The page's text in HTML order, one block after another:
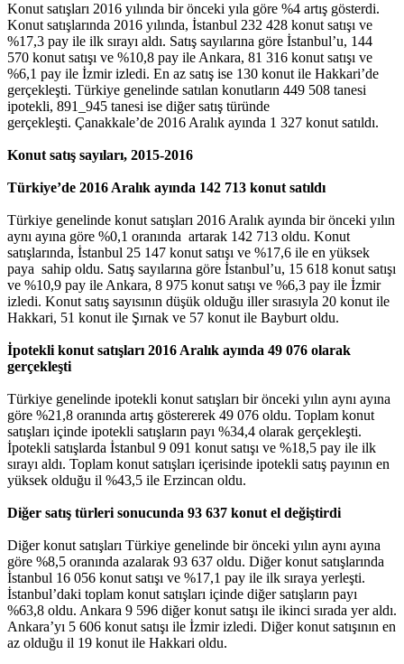
Konut satışları 2016 yılında bir önceki yıla göre %4 artış gösterdi.
Konut satışlarında 2016 yılında, İstanbul 232 428 konut satışı ve
%17,3 pay ile ilk sırayı aldı. Satış sayılarına göre İstanbul’u, 144
570 konut satışı ve %10,8 pay ile Ankara, 81 316 konut satışı ve
%6,1 pay ile İzmir izledi. En az satış ise 130 konut ile Hakkari’de
gerçekleşti. Türkiye genelinde satılan konutların 449 508 tanesi
ipotekli, 891_945 tanesi ise diğer satış türünde
gerçekleşti. Çanakkale’de 2016 Aralık ayında 1 327 konut satıldı.
Konut satış sayıları, 2015-2016
Türkiye’de 2016 Aralık ayında 142 713 konut satıldı
Türkiye genelinde konut satışları 2016 Aralık ayında bir önceki yılın
aynı ayına göre %0,1 oranında artarak 142 713 oldu. Konut
satışlarında, İstanbul 25 147 konut satışı ve %17,6 ile en yüksek
paya sahip oldu. Satış sayılarına göre İstanbul’u, 15 618 konut satışı
ve %10,9 pay ile Ankara, 8 975 konut satışı ve %6,3 pay ile İzmir
izledi. Konut satış sayısının düşük olduğu iller sırasıyla 20 konut ile
Hakkari, 51 konut ile Şırnak ve 57 konut ile Bayburt oldu.
İpotekli konut satışları 2016 Aralık ayında 49 076 olarak
gerçekleşti
Türkiye genelinde ipotekli konut satışları bir önceki yılın aynı ayına
göre %21,8 oranında artış göstererek 49 076 oldu. Toplam konut
satışları içinde ipotekli satışların payı %34,4 olarak gerçekleşti.
İpotekli satışlarda İstanbul 9 091 konut satışı ve %18,5 pay ile ilk
sırayı aldı. Toplam konut satışları içerisinde ipotekli satış payının en
yüksek olduğu il %43,5 ile Erzincan oldu.
Diğer satış türleri sonucunda 93 637 konut el değiştirdi
Diğer konut satışları Türkiye genelinde bir önceki yılın aynı ayına
göre %8,5 oranında azalarak 93 637 oldu. Diğer konut satışlarında
İstanbul 16 056 konut satışı ve %17,1 pay ile ilk sıraya yerleşti.
İstanbul’daki toplam konut satışları içinde diğer satışların payı
%63,8 oldu. Ankara 9 596 diğer konut satışı ile ikinci sırada yer aldı.
Ankara’yı 5 606 konut satışı ile İzmir izledi. Diğer konut satışının en
az olduğu il 19 konut ile Hakkari oldu.